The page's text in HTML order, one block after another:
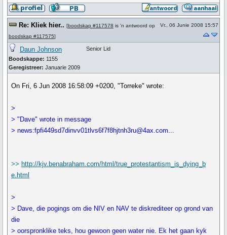
Re: Kliek hier.. [boodskap #117578 is 'n antwoord op
boodskap #117575]
Vr., 06 Junie 2008 15:57
Daun Johnson
Boodskappe: 1155
Geregistreer: Januarie 2009
Senior Lid
On Fri, 6 Jun 2008 16:58:09 +0200, "Torreke" wrote:
>
> "Dave" wrote in message
> news:fpfi449sd7dinvv01tlvs6f7f8hjtnh3ru@4ax.com...
>> http://kjv.benabraham.com/html/true_protestantism_is_dying_b
e.html
>
> Dave, die pogings om die NIV en NAV te diskrediteer op grond van
die
> oorspronklike teks, hou gewoon geen water nie. Ek het gaan kyk